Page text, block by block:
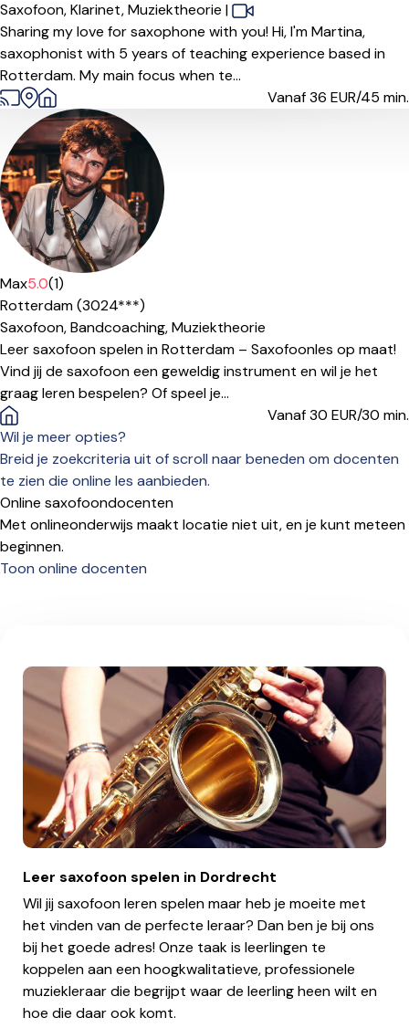
Saxofoon,Klarinet,Muziektheorie |
Sharing my love for saxophone with you! Hi, I'm Martina,
saxophonist with 5 years of teaching experience based in
Rotterdam. My main focus when te...
Vanaf 36 EUR/45 min.
Max5.0(1)
Rotterdam (3024***)
Saxofoon,Bandcoaching,Muziektheorie
Leer saxofoon spelen in Rotterdam – Saxofoonles op maat!
Vind jij de saxofoon een geweldig instrument en wil je het
graag leren bespelen? Of speel je...
Vanaf 30 EUR/30 min.
Wil je meer opties?
Breid je zoekcriteria uit of scroll naar beneden om docenten
te zien die online les aanbieden.
Online saxofoondocenten
Met onlineonderwijs maakt locatie niet uit, en je kunt meteen
beginnen.
Toon online docenten
Leer saxofoon spelen in Dordrecht
Wil jij saxofoon leren spelen maar heb je moeite met
het vinden van de perfecte leraar? Dan ben je bij ons
bij het goede adres! Onze taak is leerlingen te
koppelen aan een hoogkwalitatieve, professionele
muziekleraar die begrijpt waar de leerling heen wilt en
hoe die daar ook komt.